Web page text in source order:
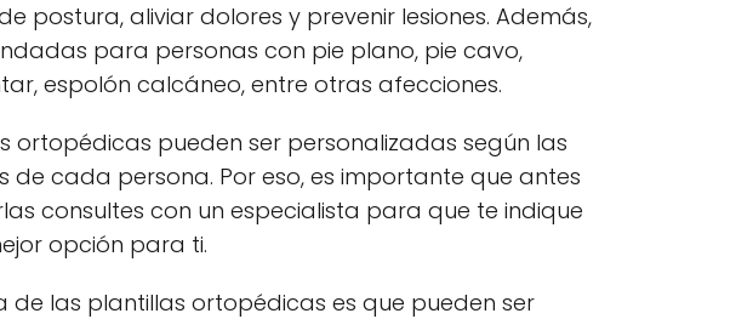
postura, aliviar dolores y prevenir lesiones. Además,
para personas con pie plano, pie cavo,
espolón calcáneo, entre otras afecciones.
ortopédicas pueden ser personalizadas según las
de cada persona. Por eso, es importante que antes
consultes con un especialista para que te indique
opción para ti.
de las plantillas ortopédicas es que pueden ser